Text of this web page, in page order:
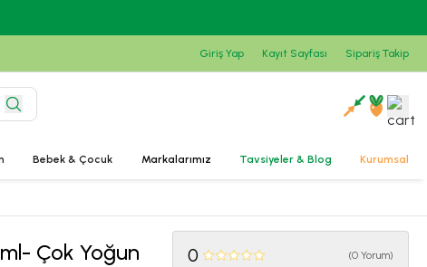
Giriş Yap Kayıt Sayfası Sipariş Takip
Bebek & Çocuk Markalarımız Tavsiyeler & Blog Kurumsal
Çok Yoğun
0 (0 Yorum)